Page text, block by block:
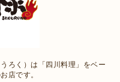
ろく）は「四川料理」をベー
店です。